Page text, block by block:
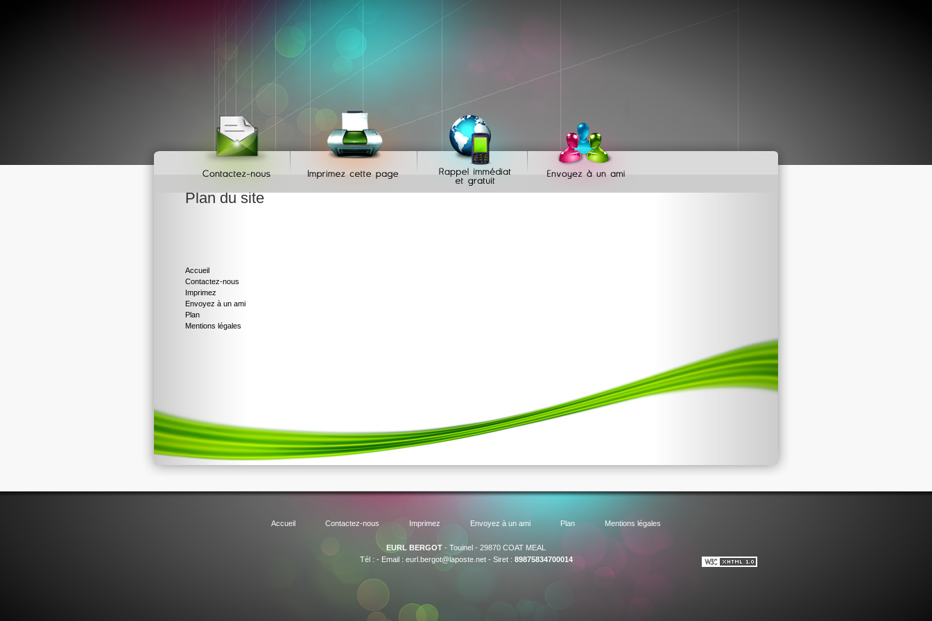
Plan du site
Accueil
Contactez-nous
Imprimez
Envoyez à un ami
Plan
Mentions légales
Accueil Contactez-nous Imprimez Envoyez à un ami Plan Mentions légales
EURL BERGOT - Touinel - 29870 COAT MEAL
-
Tél : - Email : eurl.bergot@laposte.net - Siret : 89875834700014